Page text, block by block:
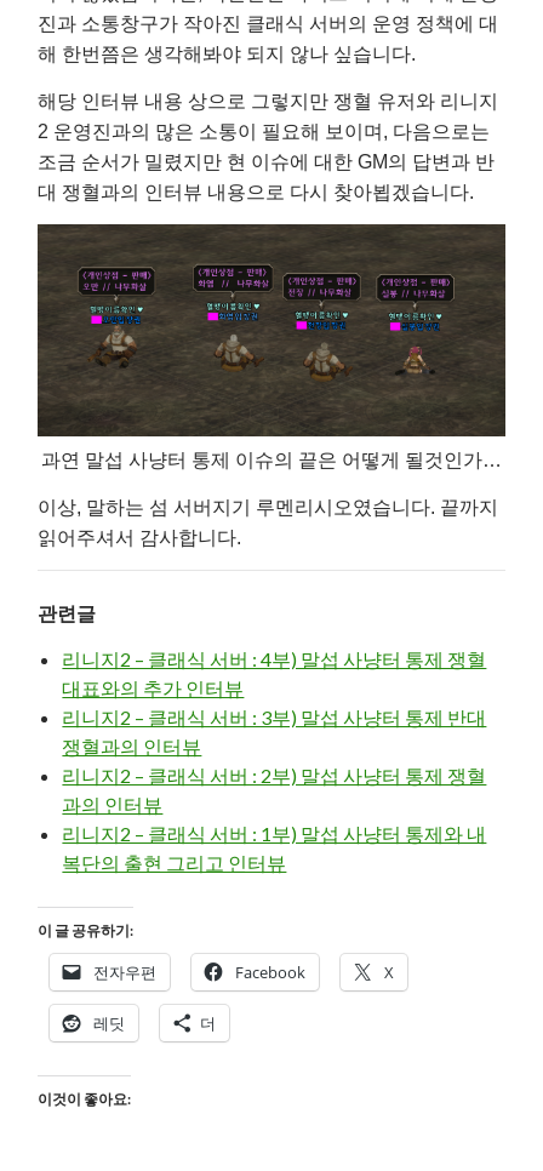
진과 소통창구가 작아진 클래식 서버의 운영 정책에 대
해 한번쯤은 생각해봐야 되지 않나 싶습니다.
해당 인터뷰 내용 상으로 그렇지만 쟁혈 유저와 리니지
2 운영진과의 많은 소통이 필요해 보이며, 다음으로는
조금 순서가 밀렸지만 현 이슈에 대한 GM의 답변과 반
대 쟁혈과의 인터뷰 내용으로 다시 찾아뵙겠습니다.
과연 말섭 사냥터 통제 이슈의 끝은 어떻게 될것인가…
이상, 말하는 섬 서버지기 루멘리시오였습니다. 끝까지
읽어주셔서 감사합니다.
관련글
리니지2 – 클래식 서버 : 4부) 말섭 사냥터 통제 쟁혈
대표와의 추가 인터뷰
리니지2 – 클래식 서버 : 3부) 말섭 사냥터 통제 반대
쟁혈과의 인터뷰
리니지2 – 클래식 서버 : 2부) 말섭 사냥터 통제 쟁혈
과의 인터뷰
리니지2 – 클래식 서버 : 1부) 말섭 사냥터 통제와 내
복단의 출현 그리고 인터뷰
이 글 공유하기:
전자우편 Facebook X
레딧 더
이것이 좋아요: